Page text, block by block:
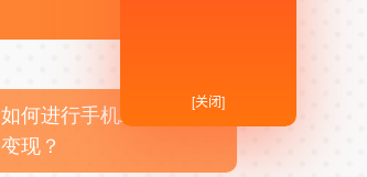
如何进行手机APP商业
变现？
[关闭]